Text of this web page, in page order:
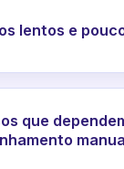
lentos e
que